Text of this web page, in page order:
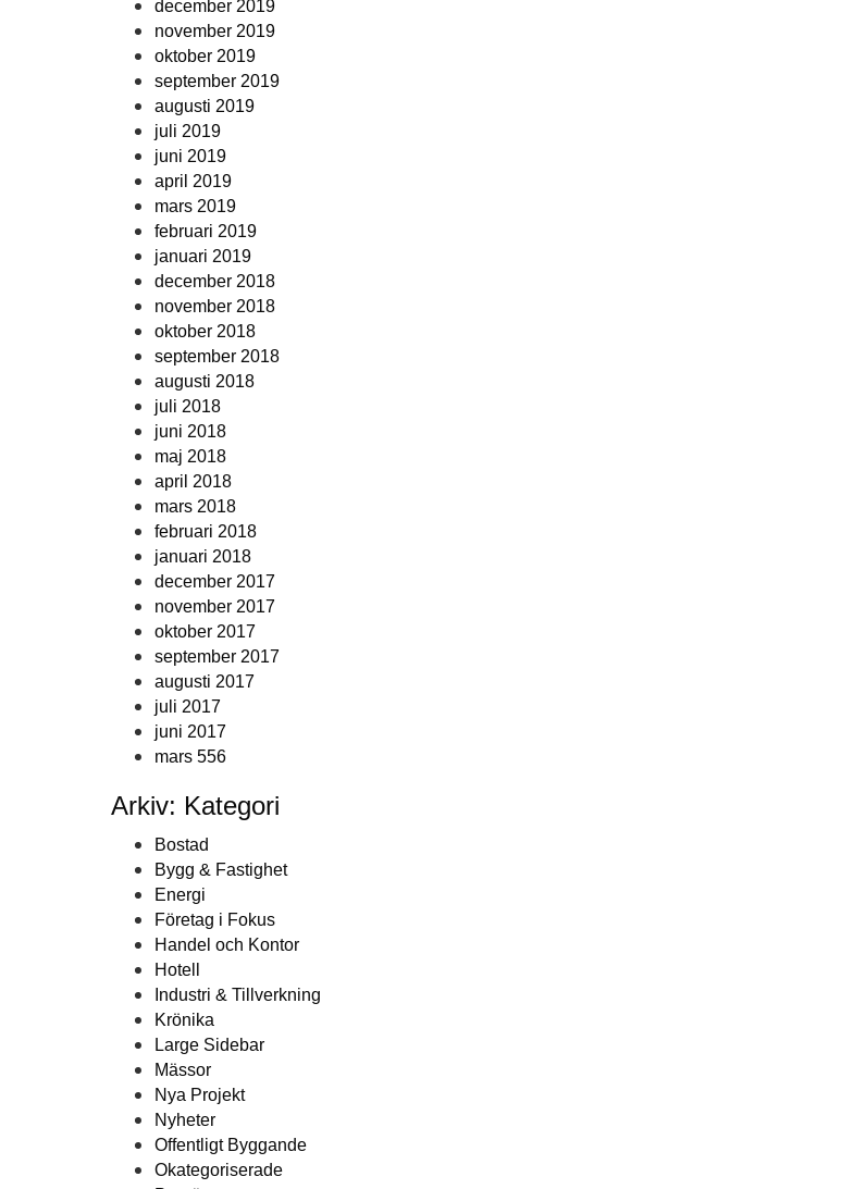
december 2019
november 2019
oktober 2019
september 2019
augusti 2019
juli 2019
juni 2019
april 2019
mars 2019
februari 2019
januari 2019
december 2018
november 2018
oktober 2018
september 2018
augusti 2018
juli 2018
juni 2018
maj 2018
april 2018
mars 2018
februari 2018
januari 2018
december 2017
november 2017
oktober 2017
september 2017
augusti 2017
juli 2017
juni 2017
mars 556
Arkiv: Kategori
Bostad
Bygg & Fastighet
Energi
Företag i Fokus
Handel och Kontor
Hotell
Industri & Tillverkning
Krönika
Large Sidebar
Mässor
Nya Projekt
Nyheter
Offentligt Byggande
Okategoriserade